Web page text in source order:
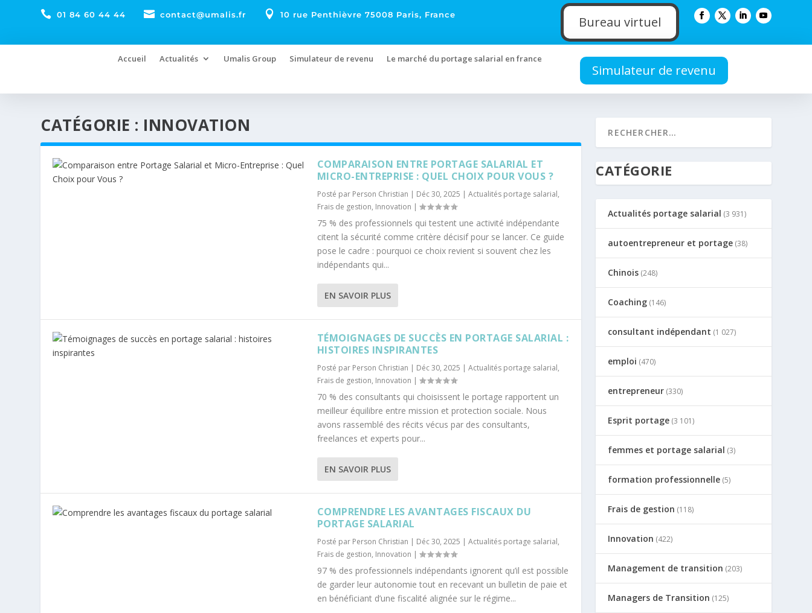
 01 84 60 44 44  contact@umalis.fr  10 rue Penthièvre 75008 Paris, France Bureau virtuel
Accueil Actualités Umalis Group Simulateur de revenu Le marché du portage salarial en france
Simulateur de revenu
CATÉGORIE : INNOVATION
COMPARAISON ENTRE PORTAGE SALARIAL ET
MICRO-ENTREPRISE : QUEL CHOIX POUR VOUS ?
Posté par Person Christian | Déc 30, 2025 | Actualités portage salarial,
Frais de gestion, Innovation |
75 % des professionnels qui testent une activité indépendante
citent la sécurité comme critère décisif pour se lancer. Ce guide
pose le cadre : pourquoi ce choix revient si souvent chez les
indépendants qui...
EN SAVOIR PLUS
TÉMOIGNAGES DE SUCCÈS EN PORTAGE SALARIAL :
HISTOIRES INSPIRANTES
Posté par Person Christian | Déc 30, 2025 | Actualités portage salarial,
Frais de gestion, Innovation |
70 % des consultants qui choisissent le portage rapportent un
meilleur équilibre entre mission et protection sociale. Nous
avons rassemblé des récits vécus par des consultants,
freelances et experts pour...
EN SAVOIR PLUS
COMPRENDRE LES AVANTAGES FISCAUX DU
PORTAGE SALARIAL
Posté par Person Christian | Déc 30, 2025 | Actualités portage salarial,
Frais de gestion, Innovation |
97 % des professionnels indépendants ignorent qu’il est possible
de garder leur autonomie tout en recevant un bulletin de paie et
en bénéficiant d’une fiscalité alignée sur le régime...
CATÉGORIE
Actualités portage salarial (3 931)
autoentrepreneur et portage (38)
Chinois (248)
Coaching (146)
consultant indépendant (1 027)
emploi (470)
entrepreneur (330)
Esprit portage (3 101)
femmes et portage salarial (3)
formation professionnelle (5)
Frais de gestion (118)
Innovation (422)
Management de transition (203)
Managers de Transition (125)